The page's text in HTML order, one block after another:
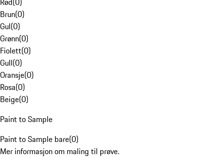
Brun(0)
Gul(0)
Grønn(0)
Fiolett(0)
Gull(0)
Oransje(0)
Rosa(0)
Beige(0)
Paint to Sample
Paint to Sample bare(0)
Mer informasjon om maling til prøve.